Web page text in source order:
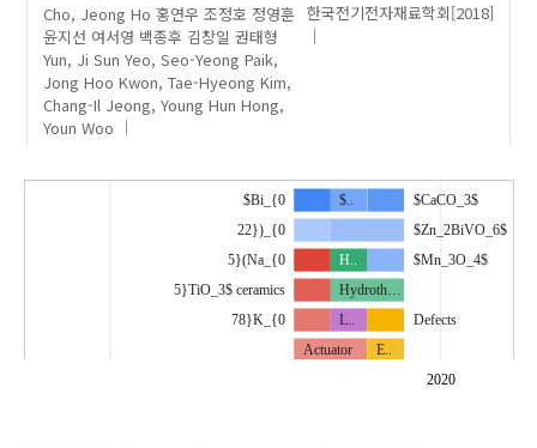
Cho, Jeong Ho 홍연우 조정호 정영훈
윤지선 여서영 백종후 김창일 권태형
Yun, Ji Sun Yeo, Seo-Yeong Paik,
Jong Hoo Kwon, Tae-Hyeong Kim,
Chang-Il Jeong, Young Hun Hong,
Youn Woo
한국전기전자재료학회[2018]
2020
$Bi_{0 $CaCO_3$
$..
$Mn_3O_4$
$Zn_2BiVO_6$
22})_{0
5}(Na_{0
5}TiO_3$ ceramics
78}K_{0
Actuator
Defects
E..
H..
Hydroth…
L..